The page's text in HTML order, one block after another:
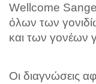
Wellcome
όλων των
και των γονέων
Οι διαγνώσεις